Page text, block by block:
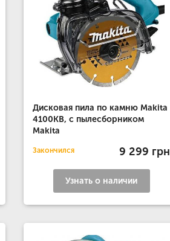
Дисковая пила по камню Makita
4100KB, с пылесборником
Makita
Закончился 9 299 грн
Узнать о наличии